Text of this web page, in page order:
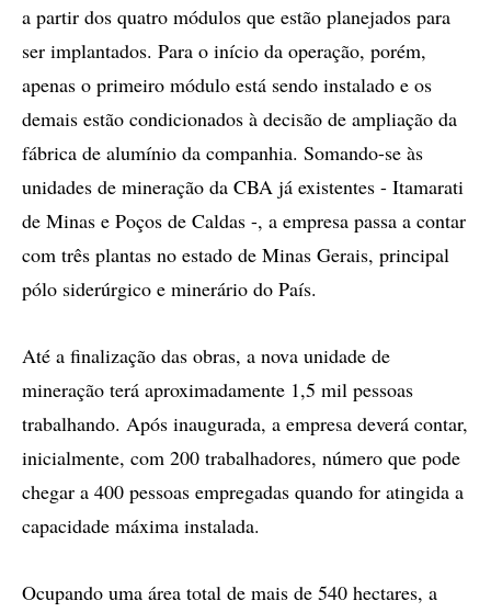
a partir dos quatro módulos que estão planejados para
ser implantados. Para o início da operação, porém,
apenas o primeiro módulo está sendo instalado e os
demais estão condicionados à decisão de ampliação da
fábrica de alumínio da companhia. Somando-se às
unidades de mineração da CBA já existentes - Itamarati
de Minas e Poços de Caldas -, a empresa passa a contar
com três plantas no estado de Minas Gerais, principal
pólo siderúrgico e minerário do País.
Até a finalização das obras, a nova unidade de
mineração terá aproximadamente 1,5 mil pessoas
trabalhando. Após inaugurada, a empresa deverá contar,
inicialmente, com 200 trabalhadores, número que pode
chegar a 400 pessoas empregadas quando for atingida a
capacidade máxima instalada.
Ocupando uma área total de mais de 540 hectares, a